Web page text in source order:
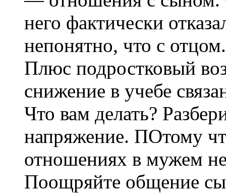
него фактически
непонятно, что с
Плюс подростковый
снижение в учебе
Что вам делать?
напряжение. ПОтому
отношениях в мужем
Поощряйте общение